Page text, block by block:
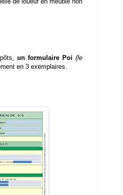
un formulaire Poi (le
en 3 exemplaires.